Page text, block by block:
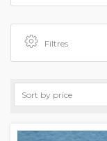
Filtres